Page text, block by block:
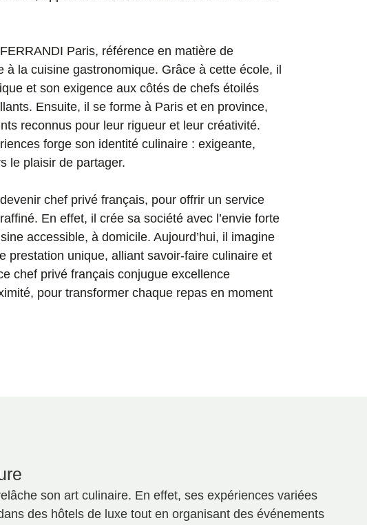
Paris, référence en matière de
à la cuisine gastronomique. Grâce à cette école, il
et son exigence aux côtés de chefs étoilés
Ensuite, il se forme à Paris et en province,
reconnus pour leur rigueur et leur créativité.
forge son identité culinaire : exigeante,
le plaisir de partager.
chef privé français, pour offrir un service
En effet, il crée sa société avec l’envie forte
accessible, à domicile. Aujourd’hui, il imagine
prestation unique, alliant savoir-faire culinaire et
chef privé français conjugue excellence
pour transformer chaque repas en moment
son art culinaire. En effet, ses expériences variées
des hôtels de luxe tout en organisant des événements